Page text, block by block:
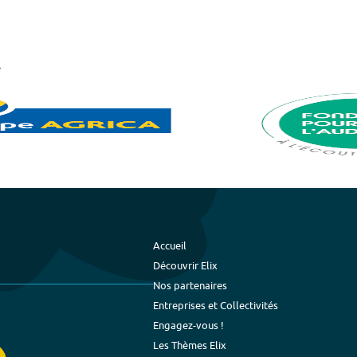
Accueil
Découvrir Elix
Nos partenaires
Entreprises et Collectivités
Engagez-vous !
Les Thèmes Elix